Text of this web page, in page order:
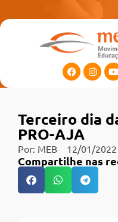
Terceiro dia
PRO-AJA
Por: MEB 12/01/2022
Compartilhe nas